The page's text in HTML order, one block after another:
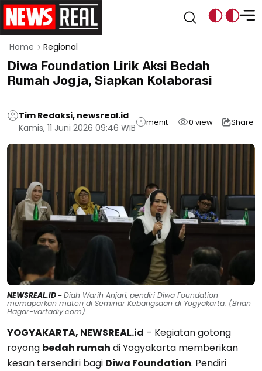
Home Regional
Diwa Foundation Lirik Aksi Bedah
Rumah Jogja, Siapkan Kolaborasi
Tim Redaksi, newsreal.id
Kamis, 11 Juni 2026 09:46 WIB
menit 0 view Share
NEWSREAL.ID -Diah Warih Anjari, pendiri Diwa Foundation
memaparkan materi di Seminar Kebangsaan di Yogyakarta. (Brian
Hagar-vartadiy.com)
YOGYAKARTA, NEWSREAL.id – Kegiatan gotong
royong bedah rumah di Yogyakarta memberikan
kesan tersendiri bagi Diwa Foundation. Pendiri